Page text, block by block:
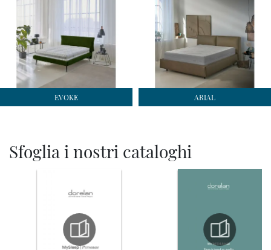
EVOKE ARIAL
Sfoglia i nostri cataloghi